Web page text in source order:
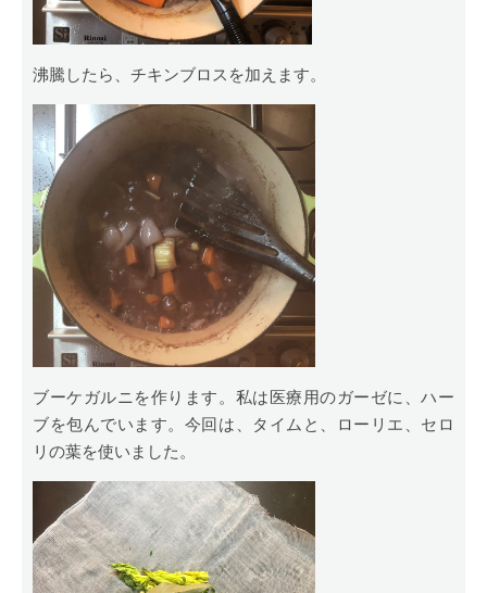
沸騰したら、チキンブロスを加えます。
ブーケガルニを作ります。私は医療用のガーゼに、ハー
ブを包んでいます。今回は、タイムと、ローリエ、セロ
リの葉を使いました。